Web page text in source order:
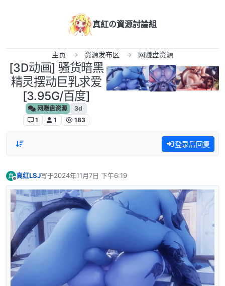
真紅の資源討論組
主页 资源发布区 网赚盘资源
[3D动画] 骚货暗黑
精灵摆动巨乳求爱
[3.95G/百度]
网赚盘资源
3d
1
1 183
登录后回复
真 真红LSJ写于2024年11月7日 下午6:19
最后由 编辑